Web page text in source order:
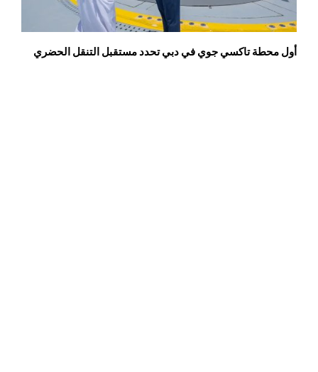
أول محطة تاكسي جوي في دبي تحدد مستقبل التنقل الحضري